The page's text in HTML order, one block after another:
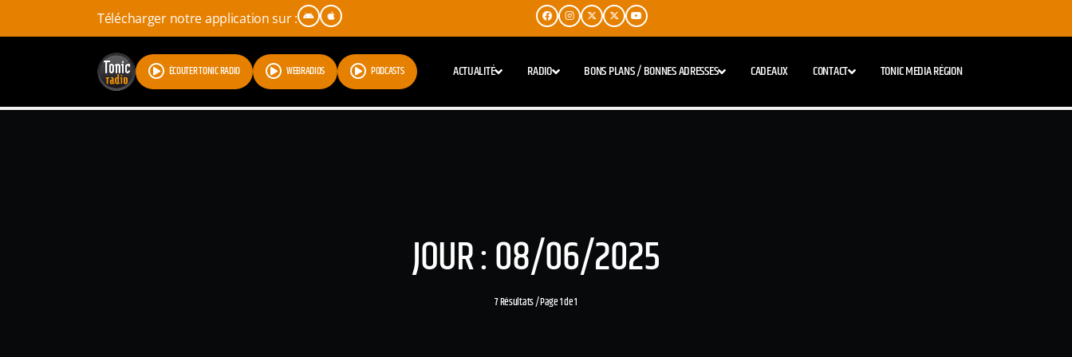
Télécharger notre application sur :
ÉCOUTER TONIC RADIO WEBRADIOS PODCASTS ACTUALITÉ RADIO BONS PLANS / BONNES ADRESSES CADEAUX CONTACT TONIC MEDIA RÉGION
JOUR : 08/06/2025
7 Résultats / Page 1 de 1